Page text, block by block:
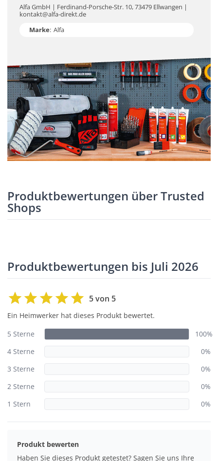
Alfa GmbH | Ferdinand-Porsche-Str. 10, 73479 Ellwangen |
kontakt@alfa-direkt.de
Marke: Alfa
Produktbewertungen über Trusted
Shops
Produktbewertungen bis Juli 2026
5 von 5
Ein Heimwerker hat dieses Produkt bewertet.
5 Sterne
100%
4 Sterne
0%
3 Sterne
0%
2 Sterne
0%
1 Stern
0%
Produkt bewerten
Haben Sie dieses Produkt getestet? Sagen Sie uns Ihre